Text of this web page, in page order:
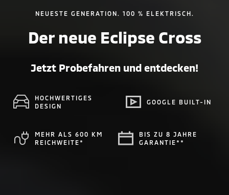
NEUESTE GENERATION. 100 % ELEKTRISCH.
Der neue Eclipse Cross
Jetzt Probefahren und entdecken!
HOCHWERTIGES
DESIGN
GOOGLE BUILT-IN
MEHR ALS 600 KM
REICHWEITE*
BIS ZU 8 JAHRE
GARANTIE**